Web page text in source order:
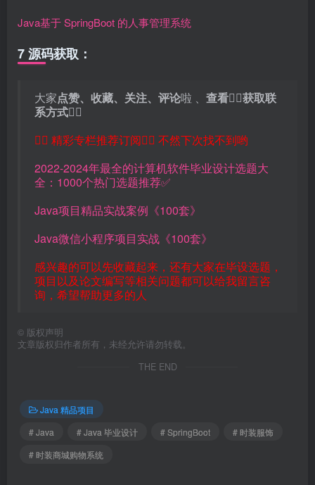
Java基于 SpringBoot 的人事管理系统
7 源码获取：
大家点赞、收藏、关注、评论啦 、 查看👇🏻获取联
系方式👇🏻
👇🏻 精彩专栏推荐订阅👇🏻 不然下次找不到哟
2022-2024年最全的计算机软件毕业设计选题大
全：1000个热门选题推荐✅
Java项目精品实战案例《100套》
Java微信小程序项目实战《100套》
感兴趣的可以先收藏起来，还有大家在毕设选题，
项目以及论文编写等相关问题都可以给我留言咨
询，希望帮助更多的人
© 版权声明
文章版权归作者所有，未经允许请勿转载。
THE END
Java 精品项目
# Java
# Java 毕业设计 # SpringBoot
# 时装服饰
# 时装商城购物系统